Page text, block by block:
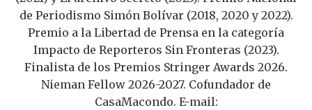
de Periodismo Simón Bolívar (2018, 2020 y 2022).
Premio a la Libertad de Prensa en la categoría
Impacto de Reporteros Sin Fronteras (2023).
Finalista de los Premios Stringer Awards 2026.
Nieman Fellow 2026-2027. Cofundador de
CasaMacondo. E-mail: